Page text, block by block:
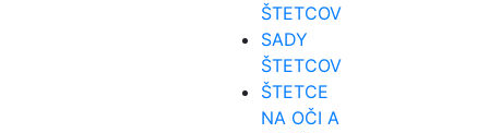
ŠTETCOV
SADY
ŠTETCOV
ŠTETCE
NA OČI A